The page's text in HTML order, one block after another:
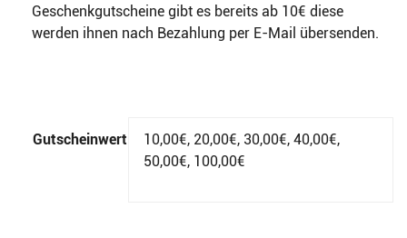
Geschenkgutscheine gibt es bereits ab 10€ diese
werden ihnen nach Bezahlung per E-Mail übersenden.
Gutscheinwert
10,00€, 20,00€, 30,00€, 40,00€,
50,00€, 100,00€